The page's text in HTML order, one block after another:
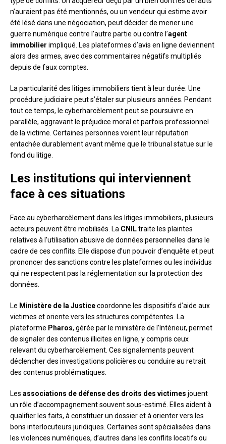
n’auraient pas été mentionnés, ou un vendeur qui estime avoir
été lésé dans une négociation, peut décider de mener une
guerre numérique contre l’autre partie ou contre l’agent
immobilier impliqué. Les plateformes d’avis en ligne deviennent
alors des armes, avec des commentaires négatifs multipliés
depuis de faux comptes.
La particularité des litiges immobiliers tient à leur durée. Une
procédure judiciaire peut s’étaler sur plusieurs années. Pendant
tout ce temps, le cyberharcèlement peut se poursuivre en
parallèle, aggravant le préjudice moral et parfois professionnel
de la victime. Certaines personnes voient leur réputation
entachée durablement avant même que le tribunal statue sur le
fond du litige.
Les institutions qui interviennent
face à ces situations
Face au cyberharcèlement dans les litiges immobiliers, plusieurs
acteurs peuvent être mobilisés. La CNILtraite les plaintes
relatives à l’utilisation abusive de données personnelles dans le
cadre de ces conflits. Elle dispose d’un pouvoir d’enquête et peut
prononcer des sanctions contre les plateformes ou les individus
qui ne respectent pas la réglementation sur la protection des
données.
Le Ministère de la Justicecoordonne les dispositifs d’aide aux
victimes et oriente vers les structures compétentes. La
plateforme Pharos, gérée par le ministère de l’Intérieur, permet
de signaler des contenus illicites en ligne, y compris ceux
relevant du cyberharcèlement. Ces signalements peuvent
déclencher des investigations policières ou conduire au retrait
des contenus problématiques.
Les associations de défense des droits des victimes jouent
un rôle d’accompagnement souvent sous-estimé. Elles aident à
qualifier les faits, à constituer un dossier et à orienter vers les
bons interlocuteurs juridiques. Certaines sont spécialisées dans
les violences numériques, d’autres dans les conflits locatifs ou